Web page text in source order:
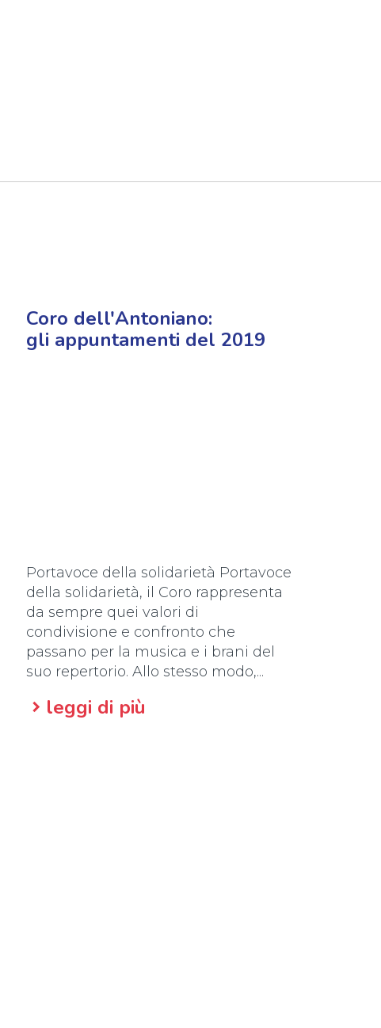
Coro dell'Antoniano:
gli appuntamenti del 2019
Portavoce della solidarietà Portavoce
della solidarietà, il Coro rappresenta
da sempre quei valori di
condivisione e confronto che
passano per la musica e i brani del
suo repertorio. Allo stesso modo,...
leggi di più